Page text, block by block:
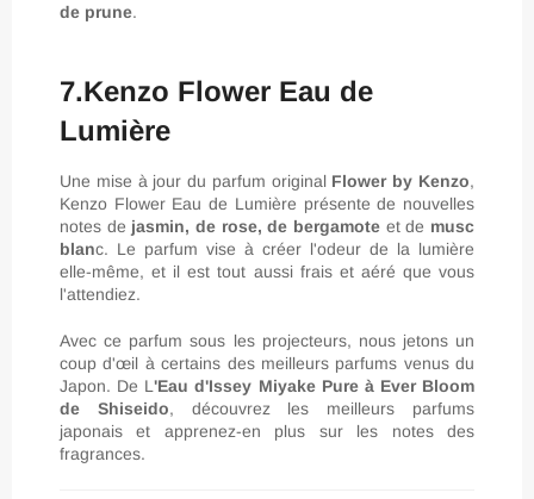
de prune.
7.Kenzo Flower Eau de
Lumière
Une mise à jour du parfum original Flower by Kenzo,
Kenzo Flower Eau de Lumière présente de nouvelles
notes de jasmin, de rose, de bergamote et de musc
blanc. Le parfum vise à créer l'odeur de la lumière
elle-même, et il est tout aussi frais et aéré que vous
l'attendiez.
Avec ce parfum sous les projecteurs, nous jetons un
coup d'œil à certains des meilleurs parfums venus du
Japon. De L'Eau d'Issey Miyake Pure à Ever Bloom
de Shiseido, découvrez les meilleurs parfums
japonais et apprenez-en plus sur les notes des
fragrances.